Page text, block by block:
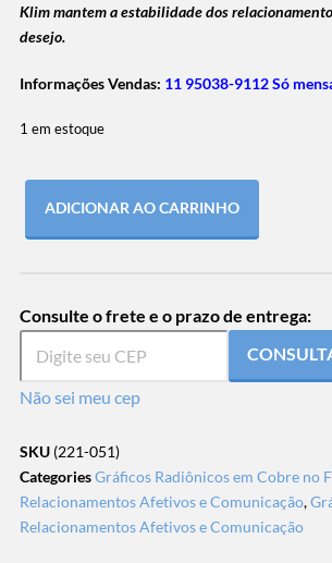
Klim mantem a estabilidade dos
desejo.
Informações Vendas: 11 95038-9112 Só
1 em estoque
ADICIONAR AO CARRINHO
Consulte o frete e o prazo de entrega:
Não sei meu cep
SKU (221-051)
CategoriesGráficos Radiônicos em Cobre no
Relacionamentos Afetivos e Comunicação,
Relacionamentos Afetivos e Comunicação